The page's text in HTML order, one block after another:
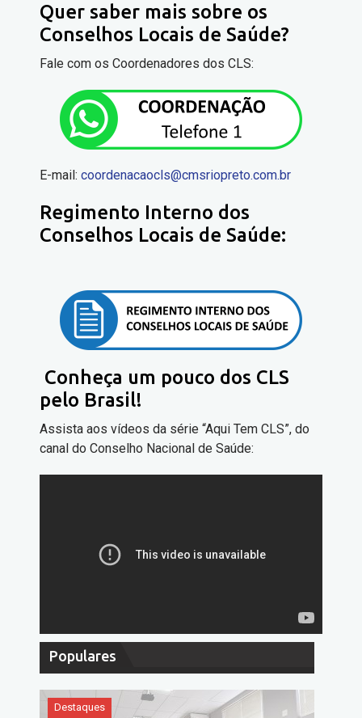
Quer saber mais sobre os
Conselhos Locais de Saúde?
Fale com os Coordenadores dos CLS:
E-mail: coordenacaocls@cmsriopreto.com.br
Regimento Interno dos
Conselhos Locais de Saúde:
Conheça um pouco dos CLS
pelo Brasil!
Assista aos vídeos da série “Aqui Tem CLS”, do
canal do Conselho Nacional de Saúde:
Populares
Destaques